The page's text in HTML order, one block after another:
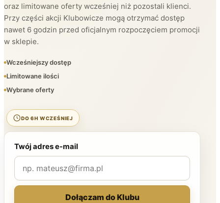
oraz limitowane oferty wcześniej niż pozostali klienci.
Przy części akcji Klubowicze mogą otrzymać dostęp
nawet 6 godzin przed oficjalnym rozpoczęciem promocji
w sklepie.
Wcześniejszy dostęp
Limitowane ilości
Wybrane oferty
DO 6H WCZEŚNIEJ
Twój adres e-mail
Dołączam do Klubu